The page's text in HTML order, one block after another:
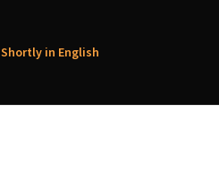
Shortly in English